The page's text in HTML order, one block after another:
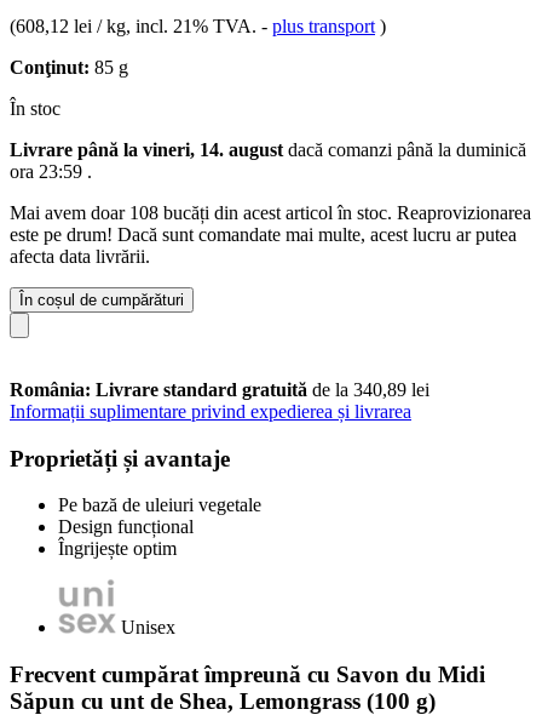
(608,12 lei / kg, incl. 21% TVA. - plus transport )
Conţinut: 85 g
În stoc
Livrare până la vineri, 14. august dacă comanzi până la duminică
ora 23:59 .
Mai avem doar 108 bucăți din acest articol în stoc. Reaprovizionarea
este pe drum! Dacă sunt comandate mai multe, acest lucru ar putea
afecta data livrării.
În coșul de cumpărături
România: Livrare standard gratuită de la 340,89 lei
Informații suplimentare privind expedierea și livrarea
Proprietăți și avantaje
Pe bază de uleiuri vegetale
Design funcțional
Îngrijește optim
Unisex
Frecvent cumpărat împreună cu Savon du Midi
Săpun cu unt de Shea, Lemongrass (100 g)